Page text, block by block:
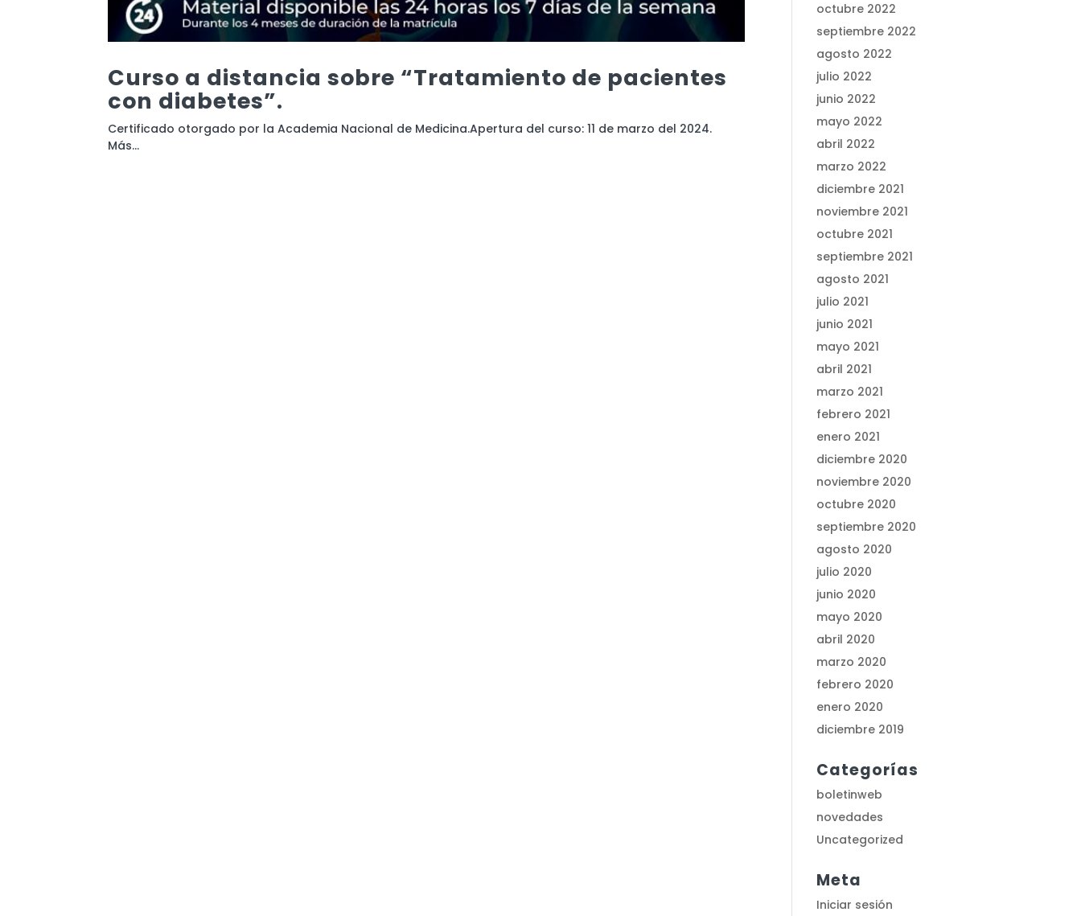
Curso a distancia sobre “Tratamiento de pacientes
con diabetes”.
Certificado otorgado por la Academia Nacional de Medicina.Apertura del curso: 11 de marzo del 2024.
Más...
octubre 2022
septiembre 2022
agosto 2022
julio 2022
junio 2022
mayo 2022
abril 2022
marzo 2022
diciembre 2021
noviembre 2021
octubre 2021
septiembre 2021
agosto 2021
julio 2021
junio 2021
mayo 2021
abril 2021
marzo 2021
febrero 2021
enero 2021
diciembre 2020
noviembre 2020
octubre 2020
septiembre 2020
agosto 2020
julio 2020
junio 2020
mayo 2020
abril 2020
marzo 2020
febrero 2020
enero 2020
diciembre 2019
Categorías
boletinweb
novedades
Uncategorized
Meta
Iniciar sesión